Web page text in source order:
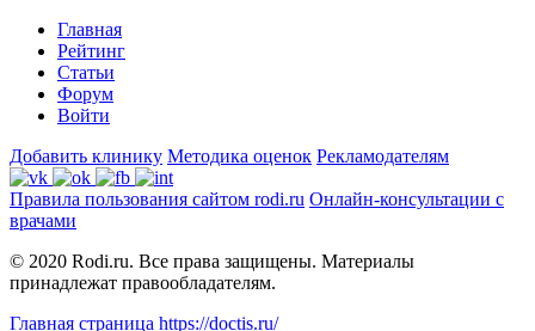
Главная
Рейтинг
Статьи
Форум
Войти
Добавить клинику Методика оценок Рекламодателям
Правила пользования сайтом rodi.ru Онлайн-консультации с
врачами
© 2020 Rodi.ru. Все права защищены. Материалы
принадлежат правообладателям.
Главная страница https://doctis.ru/